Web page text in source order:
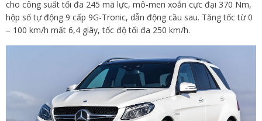
cho công suất tối đa 245 mã lực, mô-men xoắn cực đại 370 Nm,
hộp số tự động 9 cấp 9G-Tronic, dẫn động cầu sau. Tăng tốc từ 0
– 100 km/h mất 6,4 giây, tốc độ tối đa 250 km/h.